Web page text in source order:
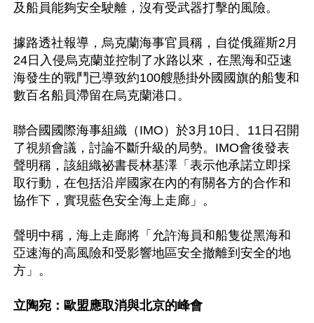
及船員能夠安全駛離，沒有受武器打擊的風險。
據路透社報導，烏克蘭海事官員稱，自從俄羅斯2月
24日入侵烏克蘭並控制了水路以來，在黑海和亞速
海發生的戰鬥已導致約100艘懸掛外國國旗的船隻和
數百名船員滯留在烏克蘭港口。
聯合國國際海事組織（IMO）於3月10日、11日召開
了視頻會議，討論不斷升級的局勢。IMO會後發表
聲明稱，該組織祕書長林基澤「表示他承諾立即採
取行動，在包括沿岸國家在內的有關各方的合作和
協作下，實現藍色安全海上走廊」。
聲明中稱，海上走廊將「允許海員和船隻從黑海和
亞速海的高風險和受影響地區安全撤離到安全的地
方」。
立陶宛：歐盟應取消與北京的峰會